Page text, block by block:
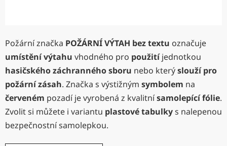
Požární značka POŽÁRNÍ VÝTAH bez textu označuje
umístění výtahu vhodného pro použitíjednotkou
hasičského záchranného sboru nebo kterýslouží pro
požární zásah. Značka s výstižným symbolem na
červeném pozadí je vyrobená z kvalitnísamolepící fólie.
Zvolit si můžete i variantu plastové tabulkys nalepenou
bezpečnostní samolepkou.